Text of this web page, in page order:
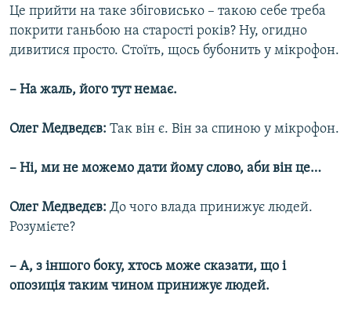
Це прийти на таке збіговисько – такою себе треба
покрити ганьбою на старості років? Ну, огидно
дивитися просто. Стоїть, щось бубонить у мікрофон.
– На жаль, його тут немає.
Олег Медведєв: Так він є. Він за спиною у мікрофон.
– Ні, ми не можемо дати йому слово, аби він це…
Олег Медведєв: До чого влада принижує людей.
Розумієте?
– А, з іншого боку, хтось може сказати, що і
опозиція таким чином принижує людей.